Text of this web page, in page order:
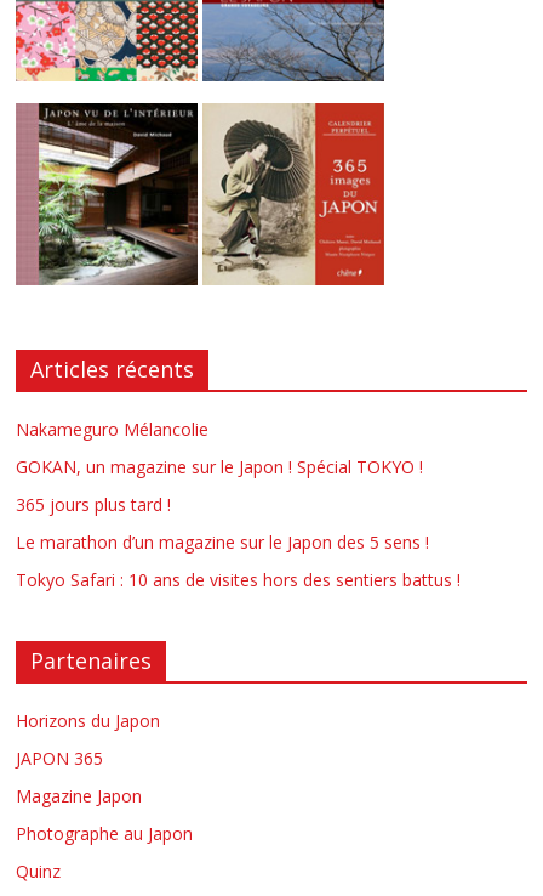
Articles récents
Nakameguro Mélancolie
GOKAN, un magazine sur le Japon ! Spécial TOKYO !
365 jours plus tard !
Le marathon d’un magazine sur le Japon des 5 sens !
Tokyo Safari : 10 ans de visites hors des sentiers battus !
Partenaires
Horizons du Japon
JAPON 365
Magazine Japon
Photographe au Japon
Quinz